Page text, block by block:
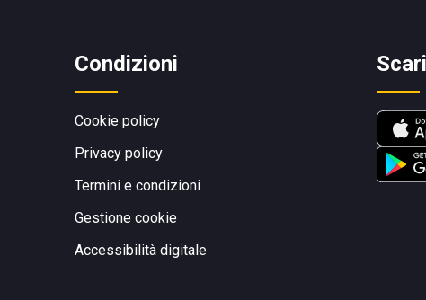
Condizioni
Cookie policy
Privacy policy
Termini e condizioni
Gestione cookie
Accessibilità digitale